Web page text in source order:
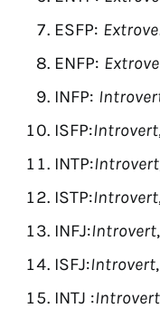
ESFP:
ENFP:
INFP:
ISFP:Introvert
INTP:Introvert
ISTP:Introvert
INFJ:Introvert,
ISFJ:Introvert,
INTJ :Introvert